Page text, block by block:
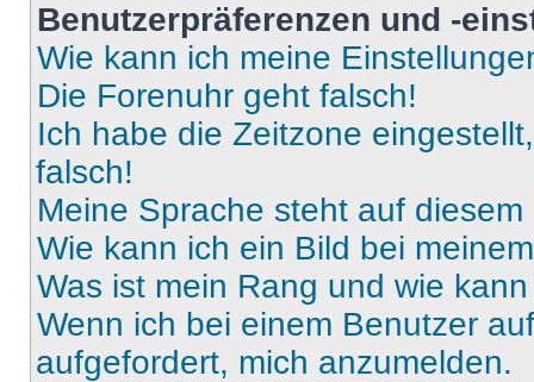
Benutzerpräferenzen und -
Wie kann ich meine
Die Forenuhr geht falsch!
Ich habe die Zeitzone
falsch!
Meine Sprache steht auf
Wie kann ich ein Bild bei
Was ist mein Rang und wie
Wenn ich bei einem Benutzer
aufgefordert, mich anzumelden.